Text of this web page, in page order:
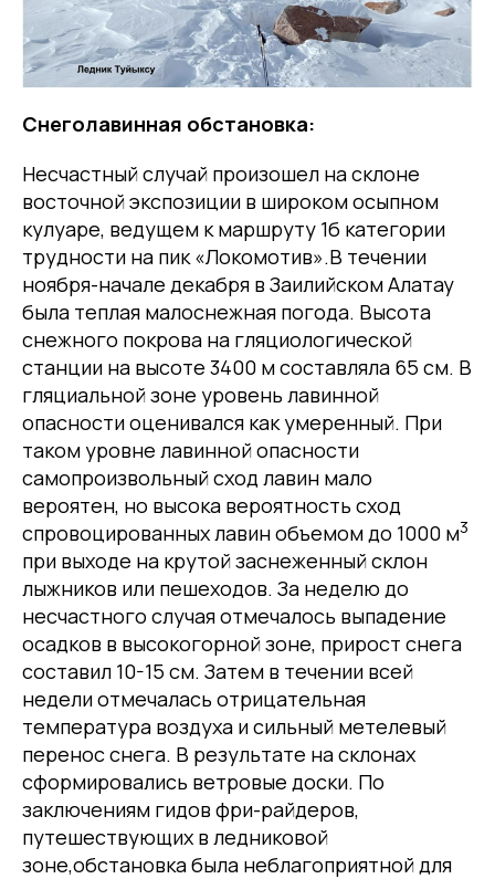
Снеголавинная обстановка:
Несчастный случай произошел на склоне
восточной экспозиции в широком осыпном
кулуаре, ведущем к маршруту 1б категории
трудности на пик «Локомотив».В течении
ноября-начале декабря в Заилийском Алатау
была теплая малоснежная погода. Высота
снежного покрова на гляциологической
станции на высоте 3400 м составляла 65 см. В
гляциальной зоне уровень лавинной
опасности оценивался как умеренный. При
таком уровне лавинной опасности
самопроизвольный сход лавин мало
вероятен, но высока вероятность сход
спровоцированных лавин объемом до 1000 м3
при выходе на крутой заснеженный склон
лыжников или пешеходов. За неделю до
несчастного случая отмечалось выпадение
осадков в высокогорной зоне, прирост снега
составил 10-15 см. Затем в течении всей
недели отмечалась отрицательная
температура воздуха и сильный метелевый
перенос снега. В результате на склонах
сформировались ветровые доски. По
заключениям гидов фри-райдеров,
путешествующих в ледниковой
зоне,обстановка была неблагоприятной для